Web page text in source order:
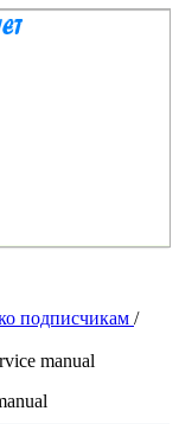
подписчикам /
manual